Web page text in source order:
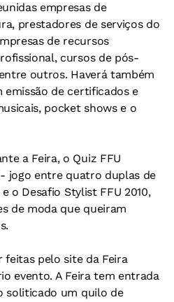
empresas de
prestadores de serviços do
de recursos
cursos de pós-
outros. Haverá também
emissão de certificados e
pocket shows e o
a Feira, o Quiz FFU
jogo entre quatro duplas de
o Desafio Stylist FFU 2010,
de moda que queiram
feitas pelo site da Feira
evento. A Feira tem entrada
soliticado um quilo de